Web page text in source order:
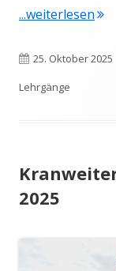
...weiterlesen
Veröffentlicht
am
25. Oktober 2025
Lehrgänge
2025